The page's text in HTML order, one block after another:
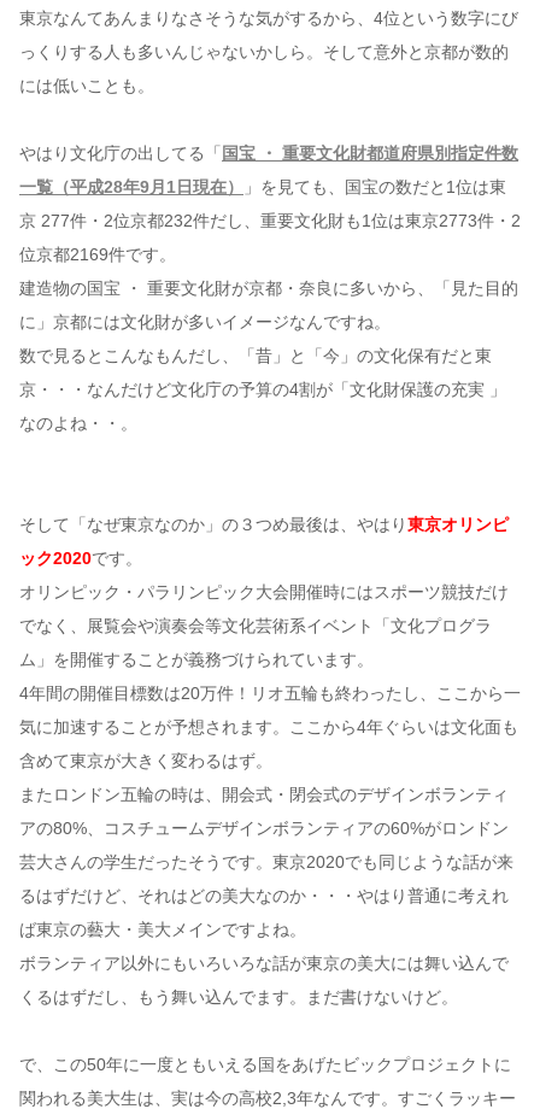
東京なんてあんまりなさそうな気がするから、4位という数字にび
っくりする人も多いんじゃないかしら。そして意外と京都が数的
には低いことも。
やはり文化庁の出してる「 国宝 ・ 重要文化財都道府県別指定件数
一覧（平成28年9月1日現在）
」を見ても、国宝の数だと1位は東
京 277件・2位京都232件だし、重要文化財も1位は東京2773件・2
位京都2169件です。
建造物の国宝 ・ 重要文化財が京都・奈良に多いから、「見た目的
に」京都には文化財が多いイメージなんですね。
数で見るとこんなもんだし、「昔」と「今」の文化保有だと東
京・・・なんだけど文化庁の予算の4割が「文化財保護の充実 」
なのよね・・。
そして「なぜ東京なのか」の３つめ最後は、やはり東京オリンピ
ック2020です。
オリンピック・パラリンピック大会開催時にはスポーツ競技だけ
でなく、展覧会や演奏会等文化芸術系イベント「文化プログラ
ム」を開催することが義務づけられています。
4年間の開催目標数は20万件！リオ五輪も終わったし、ここから一
気に加速することが予想されます。ここから4年ぐらいは文化面も
含めて東京が大きく変わるはず。
またロンドン五輪の時は、開会式・閉会式のデザインボランティ
アの80%、コスチュームデザインボランティアの60%がロンドン
芸大さんの学生だったそうです。東京2020でも同じような話が来
るはずだけど、それはどの美大なのか・・・やはり普通に考えれ
ば東京の藝大・美大メインですよね。
ボランティア以外にもいろいろな話が東京の美大には舞い込んで
くるはずだし、もう舞い込んでます。まだ書けないけど。
で、この50年に一度ともいえる国をあげたビックプロジェクトに
関われる美大生は、実は今の高校2,3年なんです。すごくラッキー